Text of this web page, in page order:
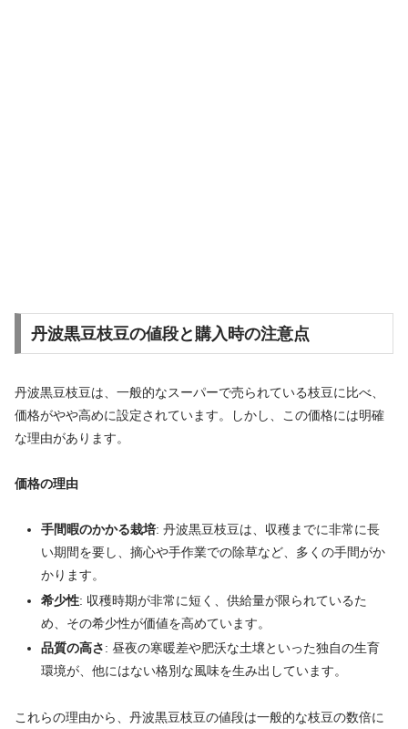
丹波黒豆枝豆の値段と購入時の注意点
丹波黒豆枝豆は、一般的なスーパーで売られている枝豆に比べ、
価格がやや高めに設定されています。しかし、この価格には明確
な理由があります。
価格の理由
手間暇のかかる栽培: 丹波黒豆枝豆は、収穫までに非常に長
い期間を要し、摘心や手作業での除草など、多くの手間がか
かります。
希少性: 収穫時期が非常に短く、供給量が限られているた
め、その希少性が価値を高めています。
品質の高さ: 昼夜の寒暖差や肥沃な土壌といった独自の生育
環境が、他にはない格別な風味を生み出しています。
これらの理由から、丹波黒豆枝豆の値段は一般的な枝豆の数倍に